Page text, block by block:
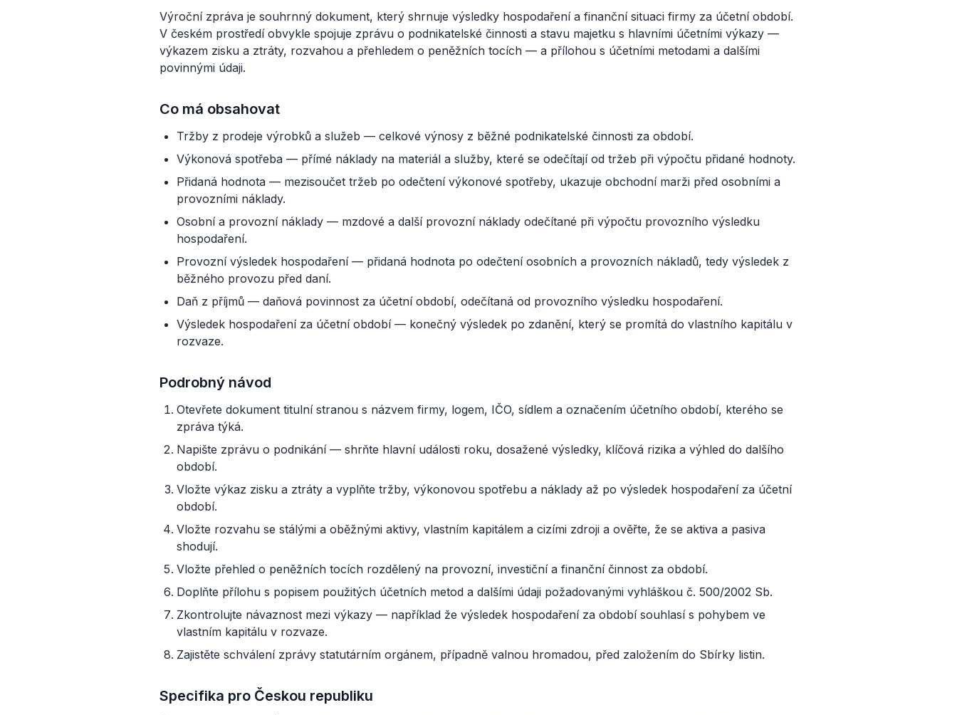
Výroční zpráva je souhrnný dokument, který shrnuje výsledky hospodaření a finanční situaci firmy za účetní období.
V českém prostředí obvykle spojuje zprávu o podnikatelské činnosti a stavu majetku s hlavními účetními výkazy —
výkazem zisku a ztráty, rozvahou a přehledem o peněžních tocích — a přílohou s účetními metodami a dalšími
povinnými údaji.
Co má obsahovat
Tržby z prodeje výrobků a služeb — celkové výnosy z běžné podnikatelské činnosti za období.
Výkonová spotřeba — přímé náklady na materiál a služby, které se odečítají od tržeb při výpočtu přidané hodnoty.
Přidaná hodnota — mezisoučet tržeb po odečtení výkonové spotřeby, ukazuje obchodní marži před osobními a
provozními náklady.
Osobní a provozní náklady — mzdové a další provozní náklady odečítané při výpočtu provozního výsledku
hospodaření.
Provozní výsledek hospodaření — přidaná hodnota po odečtení osobních a provozních nákladů, tedy výsledek z
běžného provozu před daní.
Daň z příjmů — daňová povinnost za účetní období, odečítaná od provozního výsledku hospodaření.
Výsledek hospodaření za účetní období — konečný výsledek po zdanění, který se promítá do vlastního kapitálu v
rozvaze.
Podrobný návod
Otevřete dokument titulní stranou s názvem firmy, logem, IČO, sídlem a označením účetního období, kterého se
zpráva týká.
Napište zprávu o podnikání — shrňte hlavní události roku, dosažené výsledky, klíčová rizika a výhled do dalšího
období.
Vložte výkaz zisku a ztráty a vyplňte tržby, výkonovou spotřebu a náklady až po výsledek hospodaření za účetní
období.
Vložte rozvahu se stálými a oběžnými aktivy, vlastním kapitálem a cizími zdroji a ověřte, že se aktiva a pasiva
shodují.
Vložte přehled o peněžních tocích rozdělený na provozní, investiční a finanční činnost za období.
Doplňte přílohu s popisem použitých účetních metod a dalšími údaji požadovanými vyhláškou č. 500/2002 Sb.
Zkontrolujte návaznost mezi výkazy — například že výsledek hospodaření za období souhlasí s pohybem ve
vlastním kapitálu v rozvaze.
Zajistěte schválení zprávy statutárním orgánem, případně valnou hromadou, před založením do Sbírky listin.
Specifika pro Českou republiku